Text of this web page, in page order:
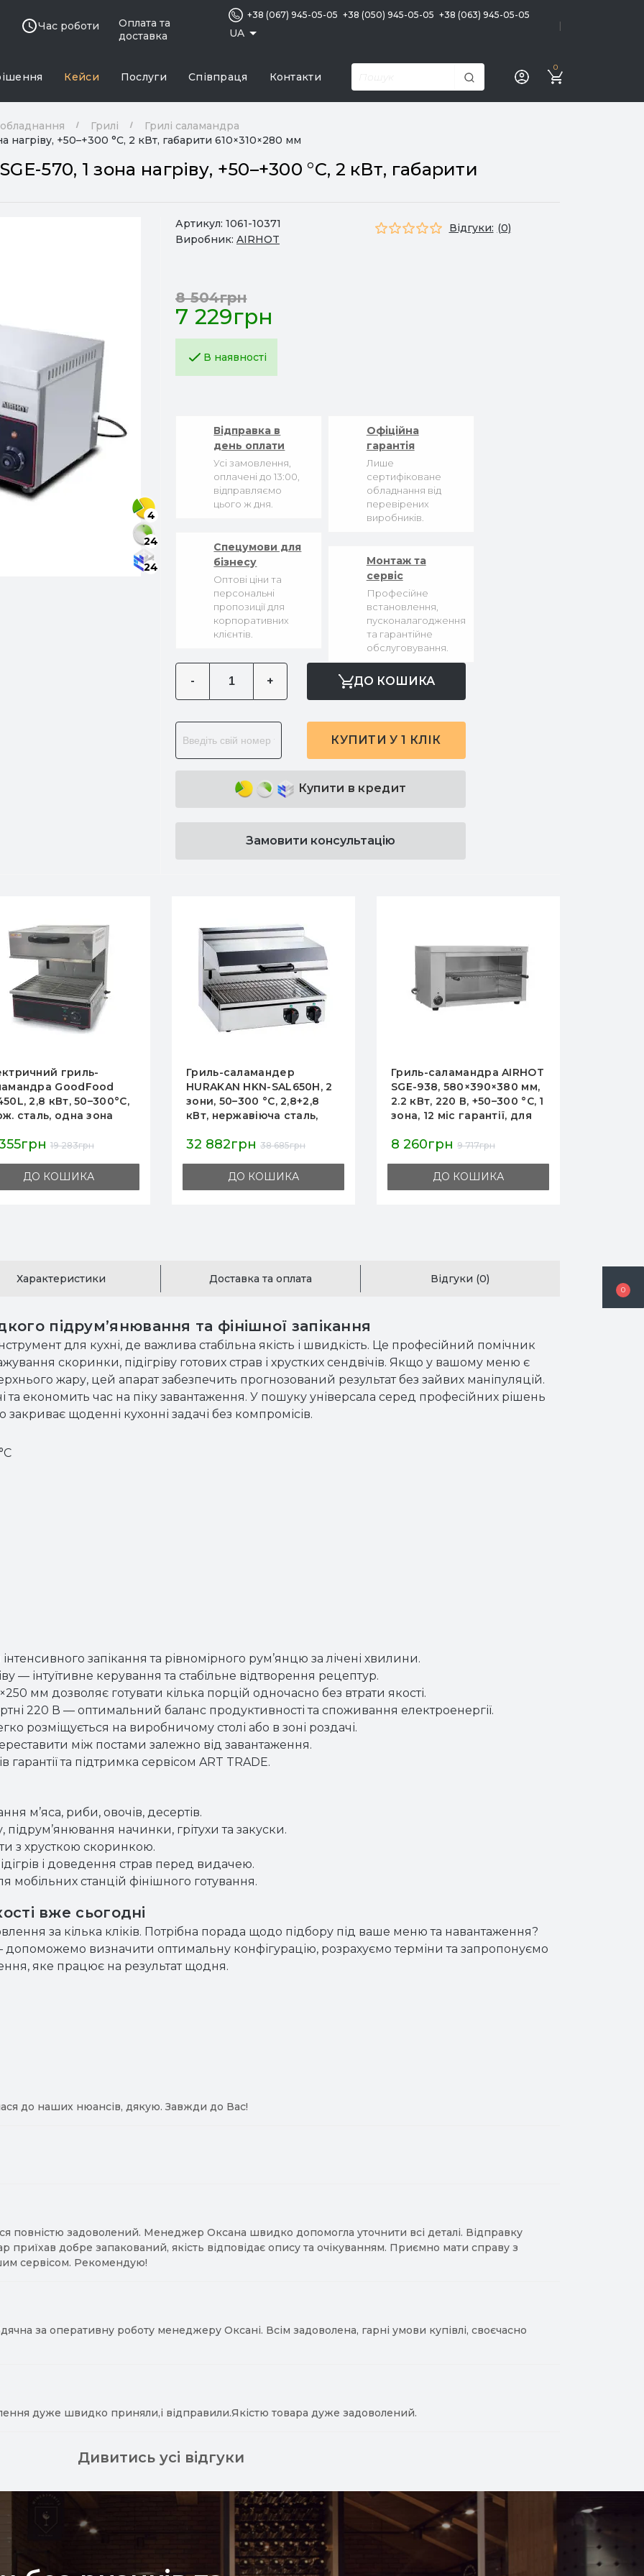
0
Час роботи
Оплата та
доставка
UA
+38 (067) 945-05-05 +38 (050) 945-05-05 +38 (063) 945-05-05
Кейси Послуги Співпраця Контакти
0
Грилі
Грилі саламандра
нагріву, +50–+300 °C, 2 кВт, габарити 610×310×280 мм
570, 1 зона нагріву, +50–+300 °C, 2 кВт, габарити
4
24
24
Артикул: 1061-10371
Виробник: AIRHOT
Відгуки: (0)
7 229грн
8 504грн
В наявності
Відправка в
день оплати
Усі замовлення,
оплачені до 13:00,
відправляємо
цього ж дня.
Офіційна
гарантія
Лише
сертифіковане
обладнання від
перевірених
виробників.
Спецумови для
бізнесу
Оптові ціни та
персональні
пропозиції для
корпоративних
клієнтів.
Монтаж та
сервіс
Професійне
встановлення,
пусконалагодження
та гарантійне
обслуговування.
- + ДО КОШИКА
КУПИТИ У 1 КЛІК
Купити в кредит
Замовити консультацію
саламандер
HKN-SAL650H, 2
50–300 °C, 2,8+2,8
нержавіюча сталь,
частина,38 685грн
ДО КОШИКА
Гриль-саламандра AIRHOT
SGE-938, 580×390×380 мм,
2.2 кВт, 220 В, +50–300 °C, 1
зона, 12 міс гарантії, для
виготовлено в Китаї
8 260грн 9 717грн
ДО КОШИКА
Гриль-саламандра AIRHOT
SGE-938, 2.2 кВт, 220 В,
+50–300°C, 1 зона,
580×390×380 мм, 15 кг,
ресторанів і кафе
7 965грн 9 371грн
ДО КОШИКА
Характеристики Доставка та оплата Відгуки (0)
підрум’янювання та фінішної запікання
для кухні, де важлива стабільна якість і швидкість. Це професійний помічник
скоринки, підігріву готових страв і хрустких сендвічів. Якщо у вашому меню є
жару, цей апарат забезпечить прогнозований результат без зайвих маніпуляцій.
та економить час на піку завантаження. У пошуку універсала серед професійних рішень
щоденні кухонні задачі без компромісів.
запікання та рівномірного рум’янцю за лічені хвилини.
— інтуїтивне керування та стабільне відтворення рецептур.
мм дозволяє готувати кілька порцій одночасно без втрати якості.
220 В — оптимальний баланс продуктивності та споживання електроенергії.
розміщується на виробничому столі або в зоні роздачі.
між постами залежно від завантаження.
гарантії та підтримка сервісом ART TRADE.
м’яса, риби, овочів, десертів.
підрум’янювання начинки, грітухи та закуски.
з хрусткою скоринкою.
і доведення страв перед видачею.
станцій фінішного готування.
вже сьогодні
за кілька кліків. Потрібна порада щодо підбору під ваше меню та навантаження?
допоможемо визначити оптимальну конфігурацію, розрахуємо терміни та запропонуємо
яке працює на результат щодня.
до наших нюансів, дякую. Завжди до Вас!
повністю задоволений. Менеджер Оксана швидко допомогла уточнити всі деталі. Відправку
приїхав добре запакований, якість відповідає опису та очікуванням. Приємно мати справу з
сервісом. Рекомендую!
за оперативну роботу менеджеру Оксані. Всім задоволена, гарні умови купівлі, своєчасно
дуже швидко приняли,і відправили.Якістю товара дуже задоволений.
Дивитись усі відгуки